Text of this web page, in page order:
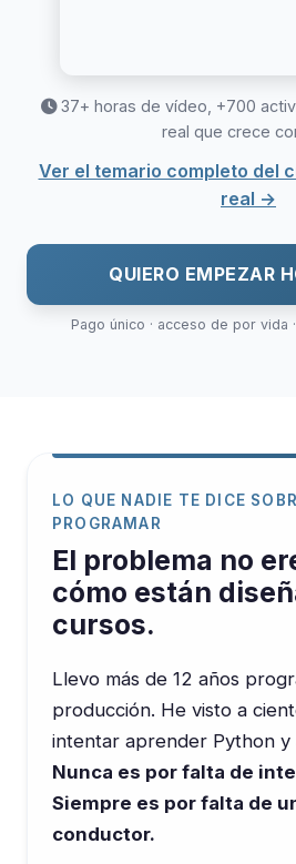
37+ horas de vídeo, +700
real que crece
Ver el temario completo del
real →
QUIERO EMPEZAR
Pago único · acceso de por vida
LO QUE NADIE TE DICE
PROGRAMAR
El problema no
cómo están
cursos.
Llevo más de 12 años
producción. He visto a
intentar aprender Python y
Nunca es por falta de
Siempre es por falta de
conductor.